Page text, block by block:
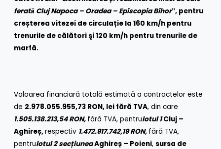
feratǎ Cluj Napoca – Oradea – Episcopia Bihorˮ, pentru
creșterea vitezei de circulație la 160 km/h pentru
trenurile de călători şi 120 km/h pentru trenurile de
marfă.
Valoarea financiară totală estimată a contractelor este
de 2.978.055.955,73 RON, lei fără TVA, din care
1.505.138.213,54 RON, fără TVA, pentrulotul 1Cluj –
Aghireș,respectiv 1.472.917.742,19 RON, fără TVA,
pentrulotul 2 secțiuneaAghireș – Poieni,sursa de